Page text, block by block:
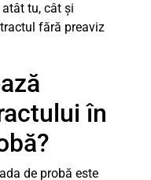
tu, cât și
fără preaviz
în
de probă este